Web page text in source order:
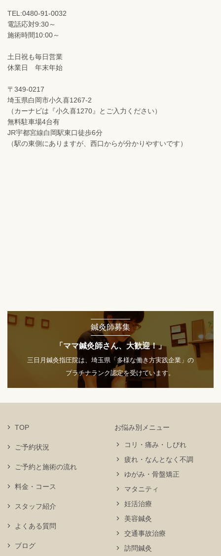
TEL:0480-91-0032
電話応対9:30～
施術時間10:00～
土日祝も毎日営業
休業日 年末年始
〒349-0217
埼玉県白岡市小久喜1267-2
（カーナビは『小久喜1270』とご入力ください）
無料駐車場4台有
JR宇都宮線白岡駅東口徒歩6分
（駅の東側にありますが、西口からが分かりやすいです）
鍼灸師募集
「ママ鍼灸師さん、大歓迎！」
三日月鍼灸指圧院は、埼玉県「多様な働き方実践企業」の
プラチナランク認定を受けています。
TOP
ご予約状況
お悩み別メニュー
コリ・痛み・しびれ
疲れ・なんとなく不調
ゆがみ・骨盤矯正
マタニティ
妊活治療
美容鍼灸
交通事故治療
訪問鍼灸
ご予約と施術の流れ
料金・コース
スタッフ紹介
よくある質問
ブログ